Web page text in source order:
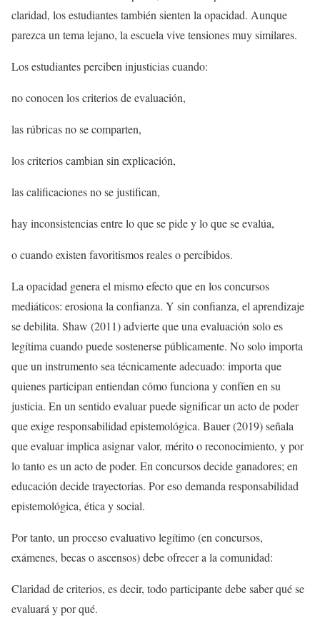
claridad, los estudiantes también sienten la opacidad. Aunque
parezca un tema lejano, la escuela vive tensiones muy similares.
Los estudiantes perciben injusticias cuando:
no conocen los criterios de evaluación,
las rúbricas no se comparten,
los criterios cambian sin explicación,
las calificaciones no se justifican,
hay inconsistencias entre lo que se pide y lo que se evalúa,
o cuando existen favoritismos reales o percibidos.
La opacidad genera el mismo efecto que en los concursos
mediáticos: erosiona la confianza. Y sin confianza, el aprendizaje
se debilita. Shaw (2011) advierte que una evaluación solo es
legítima cuando puede sostenerse públicamente. No solo importa
que un instrumento sea técnicamente adecuado: importa que
quienes participan entiendan cómo funciona y confíen en su
justicia. En un sentido evaluar puede significar un acto de poder
que exige responsabilidad epistemológica. Bauer (2019) señala
que evaluar implica asignar valor, mérito o reconocimiento, y por
lo tanto es un acto de poder. En concursos decide ganadores; en
educación decide trayectorias. Por eso demanda responsabilidad
epistemológica, ética y social.
Por tanto, un proceso evaluativo legítimo (en concursos,
exámenes, becas o ascensos) debe ofrecer a la comunidad:
Claridad de criterios, es decir, todo participante debe saber qué se
evaluará y por qué.